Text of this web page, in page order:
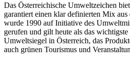
Das Österreichische Umweltzeichen
garantiert einen klar definierten Mix aus
wurde 1990 auf Initiative des
gerufen und gilt heute als das
Umweltsiegel in Österreich, das
auch grünen Tourismus und